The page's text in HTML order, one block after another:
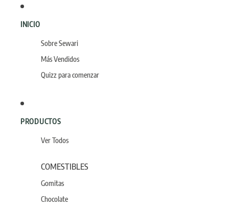
INICIO
Sobre Sewari
Más Vendidos
Quizz para comenzar
PRODUCTOS
Ver Todos
COMESTIBLES
Gomitas
Chocolate